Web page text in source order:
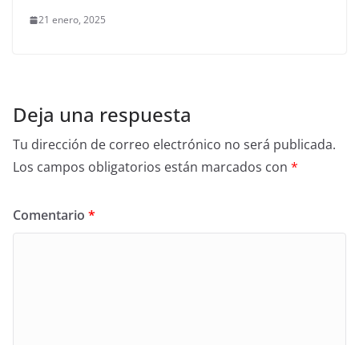
21 enero, 2025
Deja una respuesta
Tu dirección de correo electrónico no será publicada.
Los campos obligatorios están marcados con *
Comentario *